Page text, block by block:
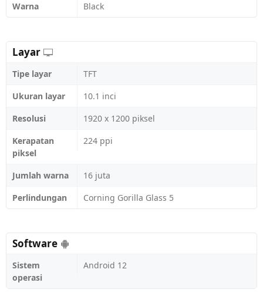
Warna
Black
Layar
Tipe layar
TFT
Ukuran layar
10.1 inci
Resolusi
1920 x 1200 piksel
Kerapatan
piksel
224 ppi
Jumlah warna
16 juta
Perlindungan
Corning Gorilla Glass 5
Software
Sistem
operasi
Android 12